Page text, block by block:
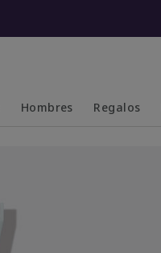
Hombres Regalos